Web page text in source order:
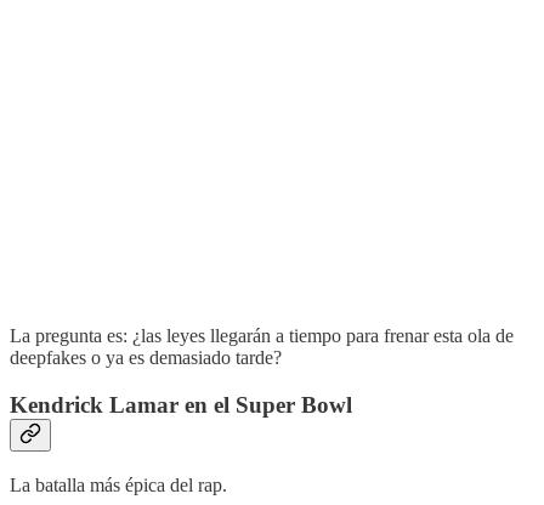
La pregunta es: ¿las leyes llegarán a tiempo para frenar esta ola de
deepfakes o ya es demasiado tarde?
Kendrick Lamar en el Super Bowl
La batalla más épica del rap.